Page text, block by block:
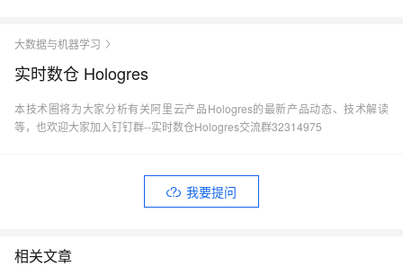
大数据与机器学习
实时数仓 Hologres
本技术圈将为大家分析有关阿里云产品Hologres的最新产品动态、技术解读
等，也欢迎大家加入钉钉群--实时数仓Hologres交流群32314975
我要提问
相关文章